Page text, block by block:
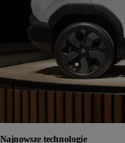
Najnowsze technologie